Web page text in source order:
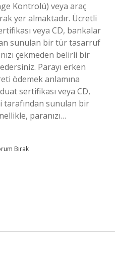
Kontrolü) veya araç
yer almaktadır. Ücretli
veya CD, bankalar
sunulan bir tür tasarruf
çekmeden belirli bir
Parayı erken
ödemek anlamına
sertifikası veya CD,
sunulan bir
paranızı…
Bırak